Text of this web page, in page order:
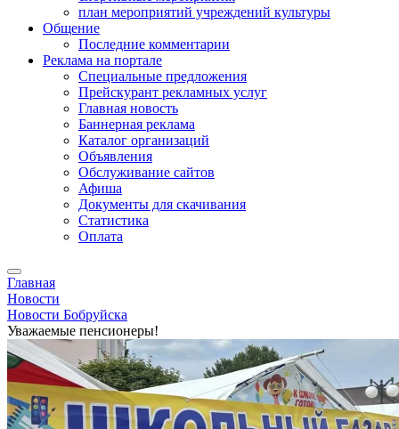
план мероприятий учреждений культуры
Общение
Последние комментарии
Реклама на портале
Специальные предложения
Прейскурант рекламных услуг
Главная новость
Баннерная реклама
Каталог организаций
Объявления
Обслуживание сайтов
Афиша
Документы для скачивания
Статистика
Оплата
Главная
Новости
Новости Бобруйска
Уважаемые пенсионеры!